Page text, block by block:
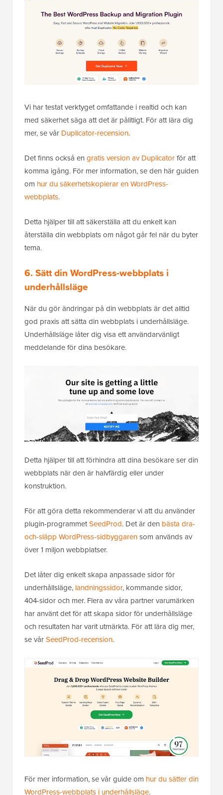
Vi har testat verktyget omfattande i realtid och kan
med säkerhet säga att det är pålitligt. För att lära dig
mer, se vår Duplicator-recension.
Det finns också en gratis version av Duplicatorför att
komma igång. För mer information, se den här guiden
om hur du säkerhetskopierar en WordPress-
webbplats.
Detta hjälper till att säkerställa att du enkelt kan
återställa din webbplats om något går fel när du byter
tema.
6. Sätt din WordPress-webbplats i
underhållsläge
När du gör ändringar på din webbplats är det alltid
god praxis att sätta din webbplats i underhållsläge.
Underhållsläge låter dig visa ett användarvänligt
meddelande för dina besökare.
Detta hjälper till att förhindra att dina besökare ser din
webbplats när den är halvfärdig eller under
konstruktion.
För att göra detta rekommenderar vi att du använder
plugin-programmetSeedProd. Det är den bästa dra-
och-släpp WordPress-sidbyggarensom används av
över 1 miljon webbplatser.
Det låter dig enkelt skapa anpassade sidor för
underhållsläge, landningssidor, kommande sidor,
404-sidor och mer. Flera av våra partner varumärken
har använt det för att skapa sidor för underhållsläge
och resultaten har varit utmärkta. För att lära dig mer,
se vårSeedProd-recension.
För mer information, se vår guide om hur du sätter din
WordPress-webbplats i underhållsläge.